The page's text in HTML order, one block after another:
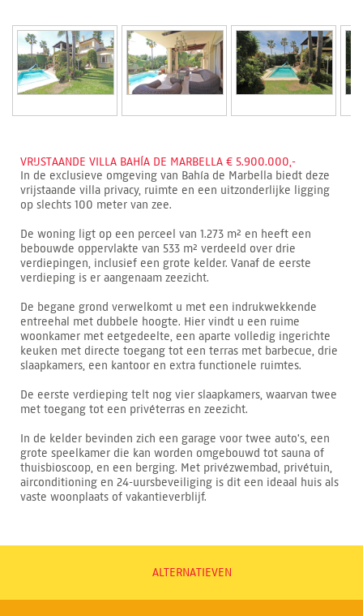
VRIJSTAANDE VILLA BAHÍA DE MARBELLA € 5.900.000,-
In de exclusieve omgeving van Bahía de Marbella biedt deze
vrijstaande villa privacy, ruimte en een uitzonderlijke ligging
op slechts 100 meter van zee.
De woning ligt op een perceel van 1.273 m² en heeft een
bebouwde oppervlakte van 533 m² verdeeld over drie
verdiepingen, inclusief een grote kelder. Vanaf de eerste
verdieping is er aangenaam zeezicht.
De begane grond verwelkomt u met een indrukwekkende
entreehal met dubbele hoogte. Hier vindt u een ruime
woonkamer met eetgedeelte, een aparte volledig ingerichte
keuken met directe toegang tot een terras met barbecue, drie
slaapkamers, een kantoor en extra functionele ruimtes.
De eerste verdieping telt nog vier slaapkamers, waarvan twee
met toegang tot een privéterras en zeezicht.
In de kelder bevinden zich een garage voor twee auto's, een
grote speelkamer die kan worden omgebouwd tot sauna of
thuisbioscoop, en een berging. Met privézwembad, privétuin,
airconditioning en 24-uursbeveiliging is dit een ideaal huis als
vaste woonplaats of vakantieverblijf.
ALTERNATIEVEN